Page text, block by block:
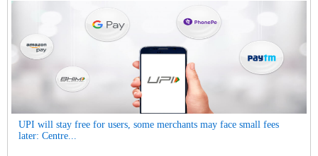
UPI will stay free for users, some merchants may face small fees
later: Centre...